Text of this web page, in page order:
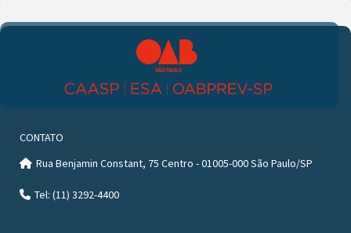
CONTATO
Rua Benjamin Constant, 75 Centro - 01005-000 São Paulo/SP
Tel: (11) 3292-4400